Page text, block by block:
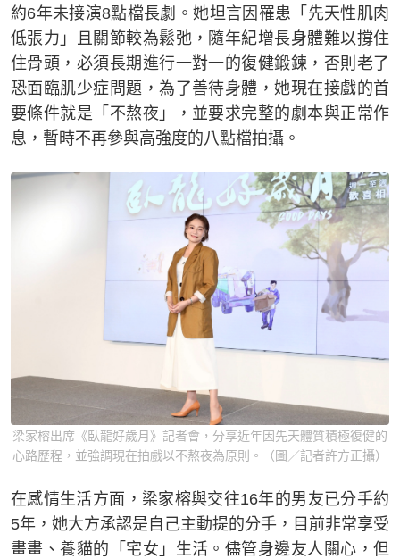
約6年未接演8點檔長劇。她坦言因罹患「先天性肌肉
低張力」且關節較為鬆弛，隨年紀增長身體難以撐住
住骨頭，必須長期進行一對一的復健鍛鍊，否則老了
恐面臨肌少症問題，為了善待身體，她現在接戲的首
要條件就是「不熬夜」，並要求完整的劇本與正常作
息，暫時不再參與高強度的八點檔拍攝。
梁家榕出席《臥龍好歲月》記者會，分享近年因先天體質積極復健的
心路歷程，並強調現在拍戲以不熬夜為原則。（圖／記者許方正攝）
在感情生活方面，梁家榕與交往16年的男友已分手約
5年，她大方承認是自己主動提的分手，目前非常享受
畫畫、養貓的「宅女」生活。儘管身邊友人關心，但